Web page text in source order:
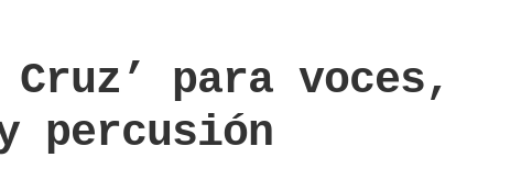
Cruz’ para voces,
percusión